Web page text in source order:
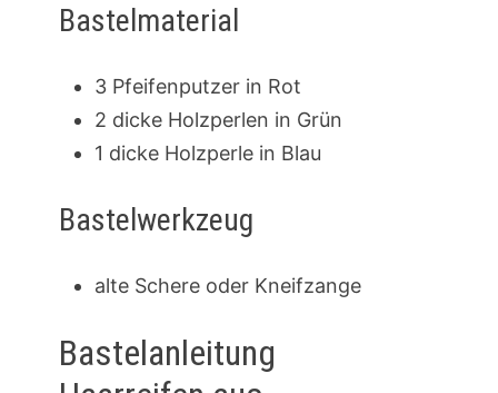
Bastelmaterial
3 Pfeifenputzer in Rot
2 dicke Holzperlen in Grün
1 dicke Holzperle in Blau
Bastelwerkzeug
alte Schere oder Kneifzange
Bastelanleitung